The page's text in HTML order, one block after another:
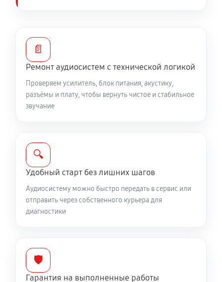
📄
Ремонт аудиосистем с технической логикой
Проверяем усилитель, блок питания, акустику,
разъёмы и плату, чтобы вернуть чистое и стабильное
звучание
🔍
Удобный старт без лишних шагов
Аудиосистему можно быстро передать в сервис или
отправить через собственного курьера для
диагностики
🛡️
Гарантия на выполненные работы